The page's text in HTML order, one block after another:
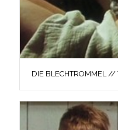
DIE BLECHTROMMEL